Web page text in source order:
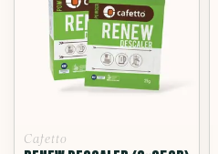
Cafetto